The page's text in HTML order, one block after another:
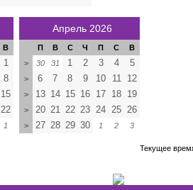
В
1
8
15
22
1
Апрель 2026
П В С Ч П С
В
>
30 31 1 2 3 4 5
> 6 7 8 9 10 11 12
> 13 14 15 16 17 18 19
> 20 21 22 23 24 25 26
> 27 28 29 30 1 2 3
Текущее